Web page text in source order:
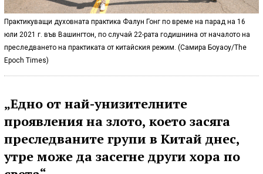
Практикуващи духовната практика Фалун Гонг по време на парад на 16
юли 2021 г. във Вашингтон, по случай 22-рата годишнина от началото на
преследването на практиката от китайския режим. (Самира Боуаоу/The
Epoch Times)
„Едно от най-унизителните
проявления на злото, което засяга
преследваните групи в Китай днес,
утре може да засегне други хора по